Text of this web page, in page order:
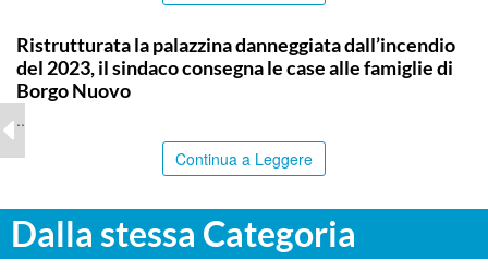
Ristrutturata la palazzina danneggiata dall’incendio
del 2023, il sindaco consegna le case alle famiglie di
Borgo Nuovo
..
Continua a Leggere
Dalla stessa Categoria
PALERMO